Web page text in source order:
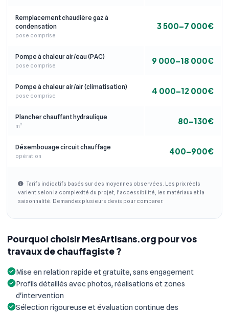
Remplacement chaudière gaz à
condensation
pose comprise
3 500–7 000€
Pompe à chaleur air/eau (PAC)
pose comprise 9 000–18 000€
Pompe à chaleur air/air (climatisation)
pose comprise 4 000–12 000€
Plancher chauffant hydraulique
m² 80–130€
Désembouage circuit chauffage
opération 400–900€
Tarifs indicatifs basés sur des moyennes observées. Les prix réels
varient selon la complexité du projet, l'accessibilité, les matériaux et la
saisonnalité. Demandez plusieurs devis pour comparer.
Pourquoi choisir MesArtisans.org pour vos
travaux de chauffagiste ?
Mise en relation rapide et gratuite, sans engagement
Profils détaillés avec photos, réalisations et zones
d'intervention
Sélection rigoureuse et évaluation continue des